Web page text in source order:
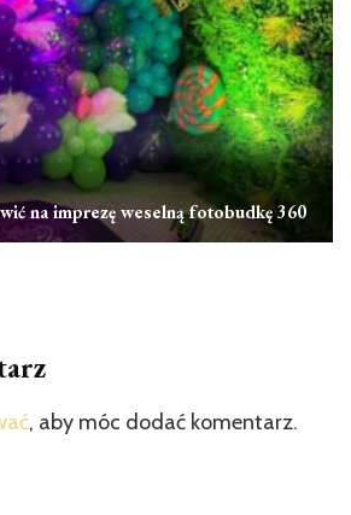
na imprezę weselną fotobudkę 360
, aby móc dodać komentarz.